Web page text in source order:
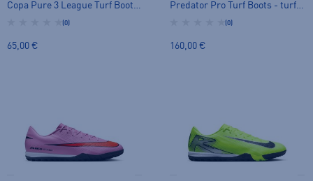
Copa Pure 3 League Turf Boots Jr - turf-kengät
(0)
65,00 €
Predator Pro Turf Boots - turf-kengät
(0)
160,00 €